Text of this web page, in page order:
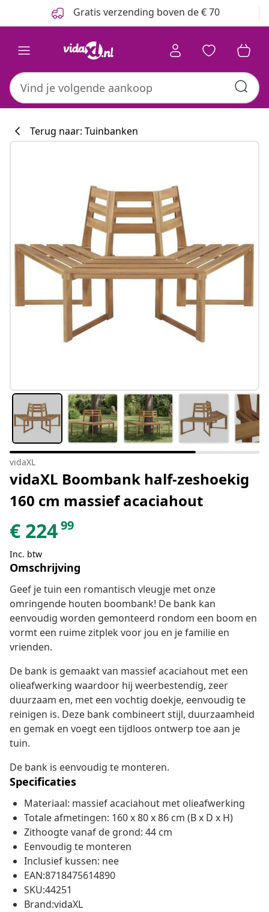
Gratis verzending boven de € 70
Terug naar: Tuinbanken
vidaXL
vidaXL Boombank half-zeshoekig
160 cm massief acaciahout
€ 22499
Inc. btw
Omschrijving
Geef je tuin een romantisch vleugje met onze
omringende houten boombank! De bank kan
eenvoudig worden gemonteerd rondom een boom en
vormt een ruime zitplek voor jou en je familie en
vrienden.
De bank is gemaakt van massief acaciahout met een
olieafwerking waardoor hij weerbestendig, zeer
duurzaam en, met een vochtig doekje, eenvoudig te
reinigen is. Deze bank combineert stijl, duurzaamheid
en gemak en voegt een tijdloos ontwerp toe aan je
tuin.
De bank is eenvoudig te monteren.
Specificaties
Materiaal: massief acaciahout met olieafwerking
Totale afmetingen: 160 x 80 x 86 cm (B x D x H)
Zithoogte vanaf de grond: 44 cm
Eenvoudig te monteren
Inclusief kussen: nee
EAN:8718475614890
SKU:44251
Brand:vidaXL